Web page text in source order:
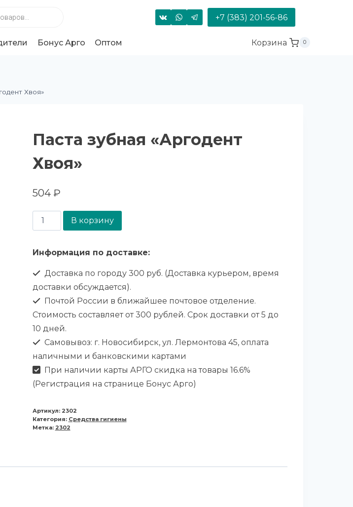
+7 (383) 201-56-86
Бонус Арго Оптом Корзина 0
Хвоя»
Паста зубная «Аргодент
Хвоя»
504 ₽
В корзину
Информация по доставке:
Доставка по городу 300 руб. (Доставка курьером, время
доставки обсуждается).
Почтой России в ближайшее почтовое отделение.
Стоимость составляет от 300 рублей. Срок доставки от 5 до
10 дней.
Самовывоз: г. Новосибирск, ул. Лермонтова 45, оплата
наличными и банковскими картами
При наличии карты АРГО скидка на товары 16.6%
(Регистрация на странице Бонус Арго)
Артикул: 2302
Категория: Средства гигиены
Метка: 2302